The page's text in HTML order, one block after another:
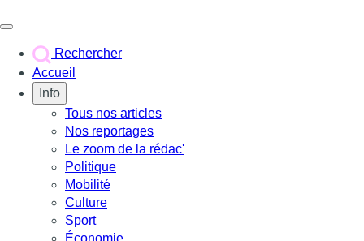
Rechercher
Accueil
Info
Tous nos articles
Nos reportages
Le zoom de la rédac'
Politique
Mobilité
Culture
Sport
Économie